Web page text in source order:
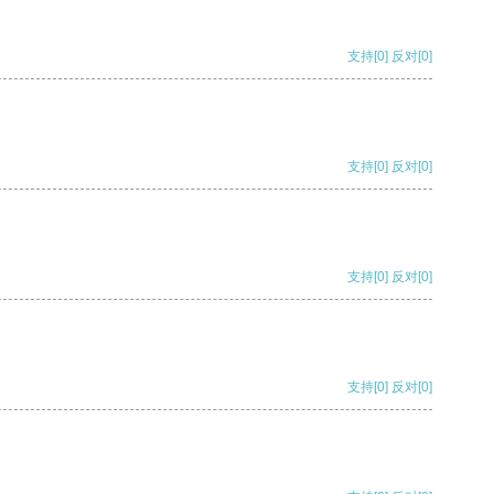
支持[0] 反对[0]
支持[0] 反对[0]
支持[0] 反对[0]
支持[0] 反对[0]